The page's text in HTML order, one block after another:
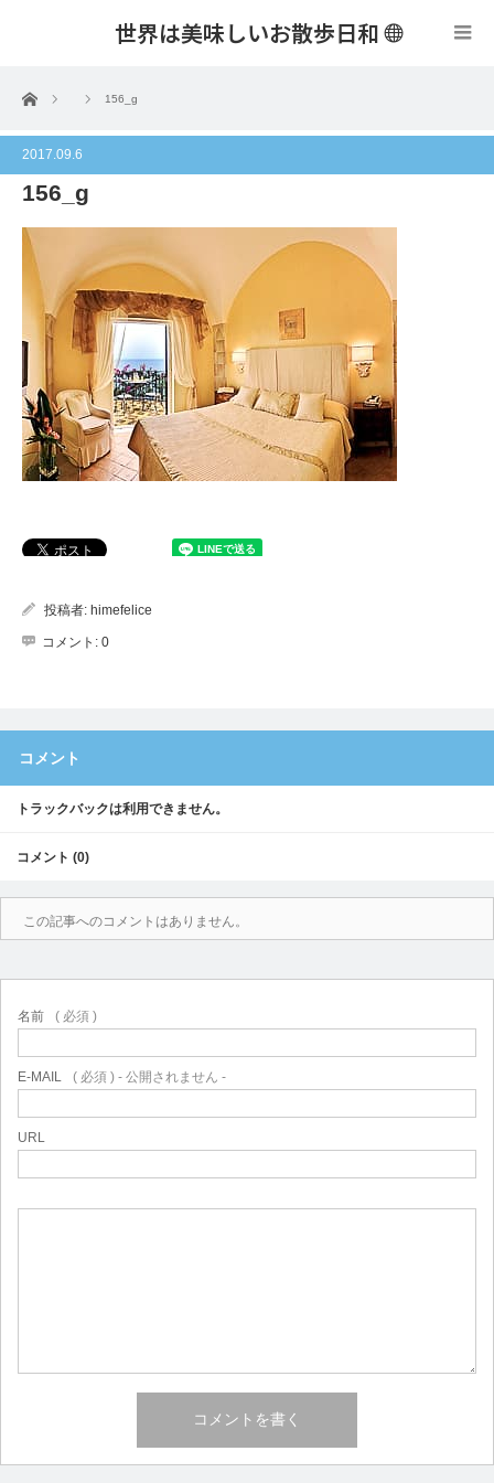
世界は美味しいお散歩日和
ホーム 156_g
2017.09.6
156_g
投稿者: himefelice
コメント: 0
コメント
トラックバックは利用できません。
コメント (0)
この記事へのコメントはありません。
名前 ( 必須 )
E-MAIL ( 必須 ) - 公開されません -
URL